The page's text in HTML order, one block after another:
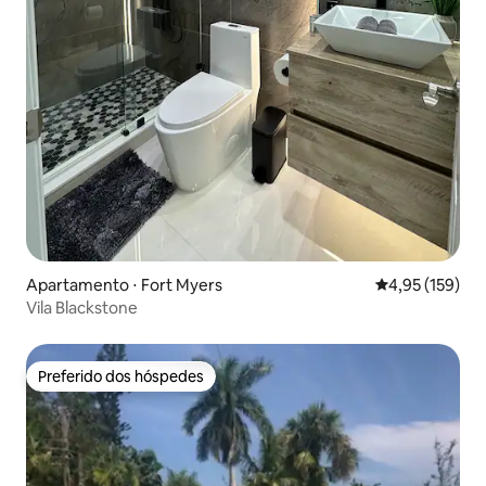
Apartamento ⋅ Fort Myers 4,95 de uma
4,95 (159)
Vila Blackstone
Preferido dos hóspedes
Preferido dos hóspedes